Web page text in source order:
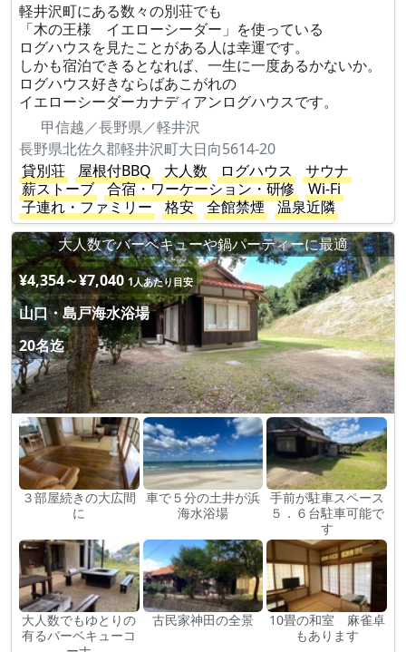
軽井沢町にある数々の別荘でも
「木の王様 イエローシーダー」を使っている
ログハウスを見たことがある人は幸運です。
しかも宿泊できるとなれば、一生に一度あるかないか。
ログハウス好きならばあこがれの
イエローシーダーカナディアンログハウスです。
甲信越／長野県／軽井沢
長野県北佐久郡軽井沢町大日向5614-20
貸別荘
屋根付BBQ 大人数 ログハウス
サウナ
薪ストーブ
合宿・ワーケーション・研修
Wi-Fi
子連れ・ファミリー
格安 全館禁煙
温泉近隣
大人数でバーベキューや鍋パーティーに最適
¥4,354～¥7,040 1人あたり目安
山口・島戸海水浴場
20名迄
３部屋続きの大広間
に
車で５分の土井が浜
海水浴場
手前が駐車スペース
５．６台駐車可能で
す
大人数でもゆとりの
有るバーベキューコ
古民家神田の全景
10畳の和室 麻雀卓
もあります